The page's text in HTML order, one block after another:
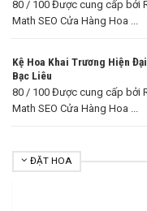
80 / 100 Được cung cấp bởi
Math SEO Cửa Hàng Hoa ...
Kệ Hoa Khai Trương Hiện
Bạc Liêu
80 / 100 Được cung cấp bởi
Math SEO Cửa Hàng Hoa ...
ĐẶT HOA